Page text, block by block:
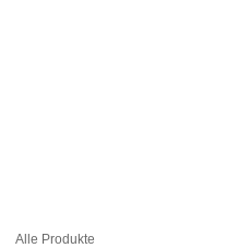
Alle Produkte